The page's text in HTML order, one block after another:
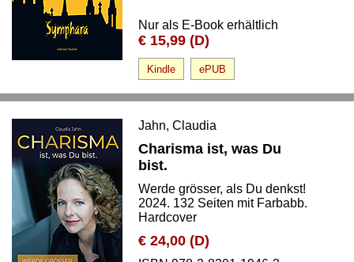
Nur als E-Book erhältlich
€ 15,99 (D)
Kindle ePUB
Jahn, Claudia
Charisma ist, was Du
bist.
Werde grösser, als Du denkst!
2024. 132 Seiten mit Farbabb.
Hardcover
€ 24,00 (D)